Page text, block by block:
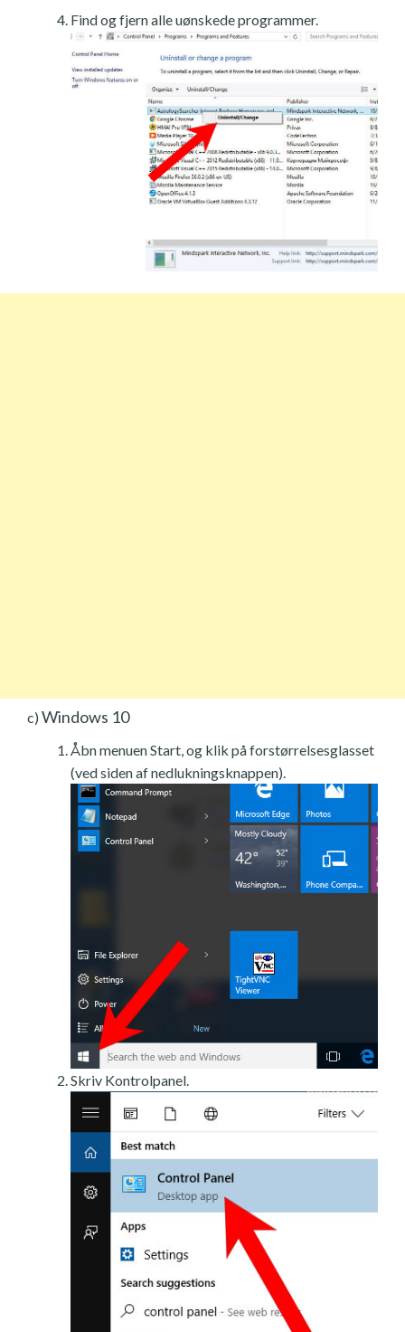
Find og fjern alle uønskede programmer.
c) Windows 10
Åbn menuen Start, og klik på forstørrelsesglasset
(ved siden af nedlukningsknappen).
Skriv Kontrolpanel.